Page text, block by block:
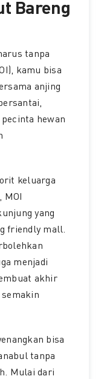
Bareng
tanpa
kamu bisa
anjing
hewan
keluarga
MOI
yang
friendly mall.
menjadi
akhir
bisa
tanpa
Mulai dari